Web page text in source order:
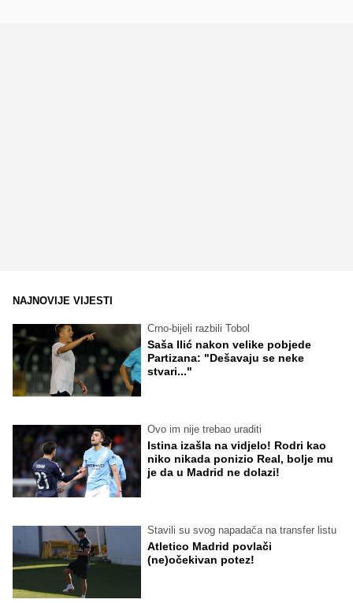
NAJNOVIJE VIJESTI
Crno-bijeli razbili Tobol
Saša Ilić nakon velike pobjede
Partizana: "Dešavaju se neke
stvari..."
Ovo im nije trebao uraditi
Istina izašla na vidjelo! Rodri kao
niko nikada ponizio Real, bolje mu
je da u Madrid ne dolazi!
Stavili su svog napadača na transfer listu
Atletico Madrid povlači
(ne)očekivan potez!